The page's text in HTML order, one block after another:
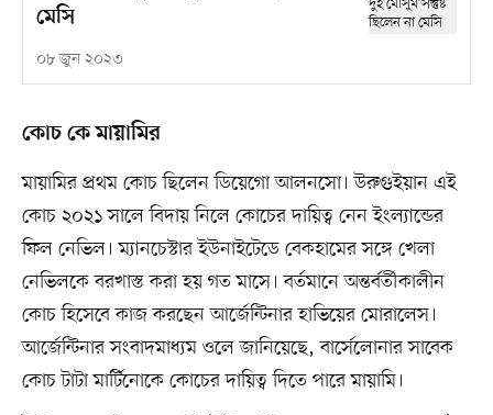
মেসি
০৮ জুন ২০২৩
কোচ কে মায়ামির
মায়ামির প্রথম কোচ ছিলেন ডিয়েগো আলনসো। উরুগুইয়ান এই
কোচ ২০২১ সালে বিদায় নিলে কোচের দায়িত্ব নেন ইংল্যান্ডের
ফিল নেভিল। ম্যানচেস্টার ইউনাইটেডে বেকহামের সঙ্গে খেলা
নেভিলকে বরখাস্ত করা হয় গত মাসে। বর্তমানে অন্তর্বর্তীকালীন
কোচ হিসেবে কাজ করছেন আর্জেন্টিনার হাভিয়ের মোরালেস।
আর্জেন্টিনার সংবাদমাধ্যম ওলে জানিয়েছে, বার্সেলোনার সাবেক
কোচ টাটা মার্টিনোকে কোচের দায়িত্ব দিতে পারে মায়ামি।